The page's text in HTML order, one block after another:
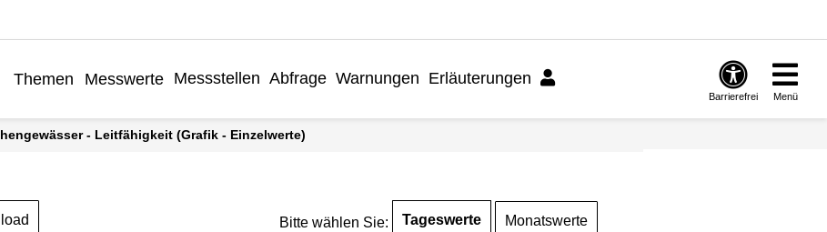
Themen Messwerte Messstellen Abfrage Warnungen Erläuterungen
Barrierefrei Menü
- Leitfähigkeit (Grafik - Einzelwerte)
Bitte wählen Sie: Tageswerte Monatswerte